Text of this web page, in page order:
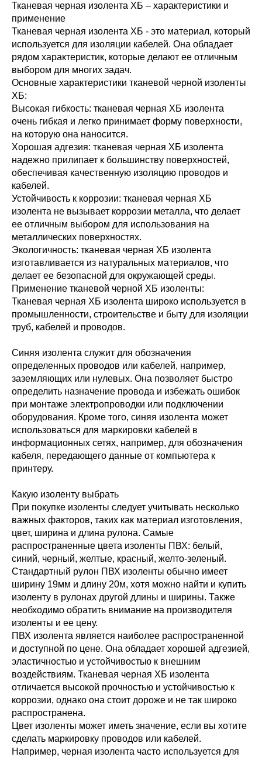
Тканевая черная изолента ХБ – характеристики и
применение
Тканевая черная изолента ХБ - это материал, который
используется для изоляции кабелей. Она обладает
рядом характеристик, которые делают ее отличным
выбором для многих задач.
Основные характеристики тканевой черной изоленты
ХБ:
Высокая гибкость: тканевая черная ХБ изолента
очень гибкая и легко принимает форму поверхности,
на которую она наносится.
Хорошая адгезия: тканевая черная ХБ изолента
надежно прилипает к большинству поверхностей,
обеспечивая качественную изоляцию проводов и
кабелей.
Устойчивость к коррозии: тканевая черная ХБ
изолента не вызывает коррозии металла, что делает
ее отличным выбором для использования на
металлических поверхностях.
Экологичность: тканевая черная ХБ изолента
изготавливается из натуральных материалов, что
делает ее безопасной для окружающей среды.
Применение тканевой черной ХБ изоленты:
Тканевая черная ХБ изолента широко используется в
промышленности, строительстве и быту для изоляции
труб, кабелей и проводов.
Синяя изолента служит для обозначения
определенных проводов или кабелей, например,
заземляющих или нулевых. Она позволяет быстро
определить назначение провода и избежать ошибок
при монтаже электропроводки или подключении
оборудования. Кроме того, синяя изолента может
использоваться для маркировки кабелей в
информационных сетях, например, для обозначения
кабеля, передающего данные от компьютера к
принтеру.
Какую изоленту выбрать
При покупке изоленты следует учитывать несколько
важных факторов, таких как материал изготовления,
цвет, ширина и длина рулона. Самые
распространенные цвета изоленты ПВХ: белый,
синий, черный, желтые, красный, желто-зеленый.
Стандартный рулон ПВХ изоленты обычно имеет
ширину 19мм и длину 20м, хотя можно найти и купить
изоленту в рулонах другой длины и ширины. Также
необходимо обратить внимание на производителя
изоленты и ее цену.
ПВХ изолента является наиболее распространенной
и доступной по цене. Она обладает хорошей адгезией,
эластичностью и устойчивостью к внешним
воздействиям. Тканевая черная ХБ изолента
отличается высокой прочностью и устойчивостью к
коррозии, однако она стоит дороже и не так широко
распространена.
Цвет изоленты может иметь значение, если вы хотите
сделать маркировку проводов или кабелей.
Например, черная изолента часто используется для